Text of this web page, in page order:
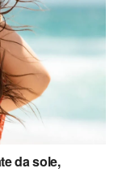
da sole,